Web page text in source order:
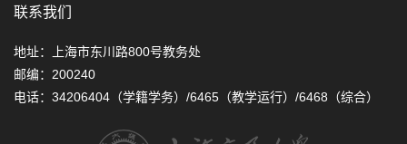
联系我们
地址：上海市东川路800号教务处
邮编：200240
电话：34206404（学籍学务）/6465（教学运行）/6468（综合）